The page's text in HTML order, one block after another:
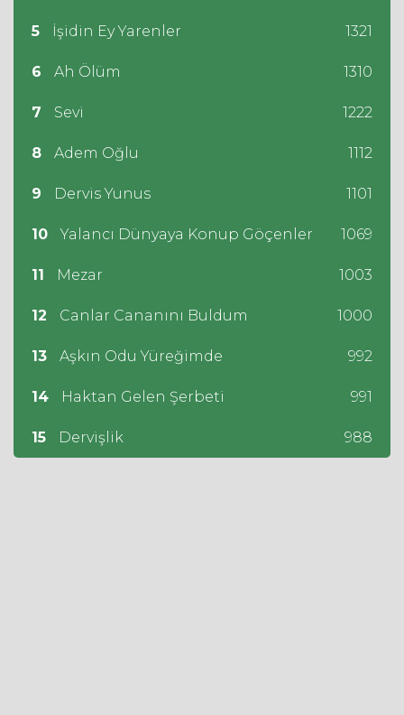
5 İşidin Ey Yarenler 1321
6 Ah Ölüm 1310
7 Sevi 1222
8 Adem Oğlu 1112
9 Dervis Yunus 1101
10 Yalancı Dünyaya Konup Göçenler 1069
11 Mezar 1003
12 Canlar Cananını Buldum 1000
13 Aşkın Odu Yüreğimde 992
14 Haktan Gelen Şerbeti 991
15 Dervişlik 988